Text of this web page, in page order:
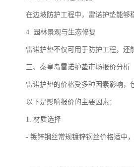
在边坡防护工程中，雷诺护垫能够
4. 园林景观与生态修复
雷诺护垫不仅可用于防护工程，还
三、秦皇岛雷诺护垫市场报价分析
雷诺护垫的价格受多种因素影响，
以下是影响报价的主要因素：
1. 材质选择
- 镀锌钢丝常规镀锌钢丝价格适中